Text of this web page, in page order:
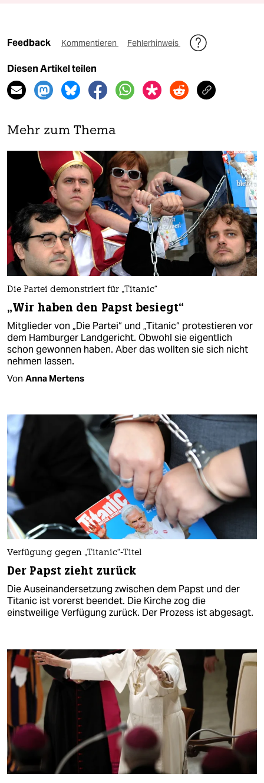
Feedback Kommentieren Fehlerhinweis
Diesen Artikel teilen
Mehr zum Thema
Die Partei demonstriert für „Titanic“
„Wir haben den Papst besiegt“
Mitglieder von „Die Partei“ und „Titanic“ protestieren vor
dem Hamburger Landgericht. Obwohl sie eigentlich
schon gewonnen haben. Aber das wollten sie sich nicht
nehmen lassen.
Von Anna Mertens
Verfügung gegen „Titanic“-Titel
Der Papst zieht zurück
Die Auseinandersetzung zwischen dem Papst und der
Titanic ist vorerst beendet. Die Kirche zog die
einstweilige Verfügung zurück. Der Prozess ist abgesagt.